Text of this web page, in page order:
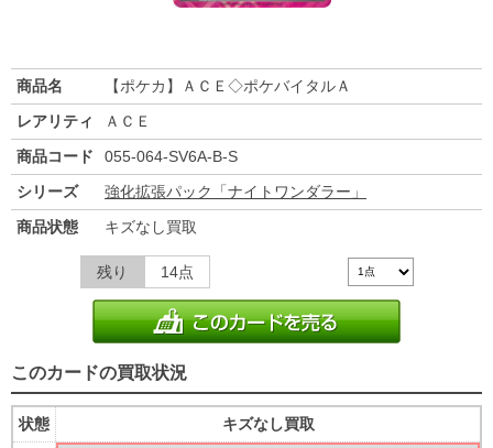
商品名
【ポケカ】ＡＣＥ◇ポケバイタルＡ
レアリティ
ＡＣＥ
商品コード
055-064-SV6A-B-S
シリーズ
強化拡張パック「ナイトワンダラー」
商品状態
キズなし買取
残り 14点
このカードの買取状況
状態
キズなし買取